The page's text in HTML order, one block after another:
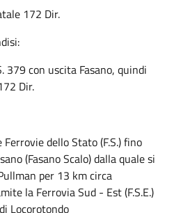
172 Dir.
379 con uscita Fasano, quindi
Dir.
dello Stato (F.S.) fino
(Fasano Scalo) dalla quale si
per 13 km circa
la Ferrovia Sud - Est (F.S.E.)
Locorotondo